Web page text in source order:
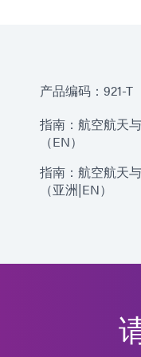
产品编码：921-T
指南：航空航天
（EN）
指南：航空航天
（亚洲|EN）